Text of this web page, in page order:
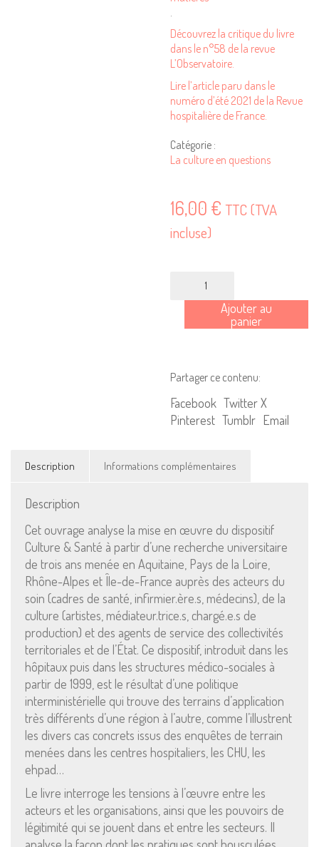
Découvrez la critique du livre
dans le n°58 de la revue
L’Observatoire.
Lire l’article paru dans le
numéro d’été 2021 de la Revue
hospitalière de France.
Catégorie :
La culture en questions
16,00 € TTC (TVA
incluse)
quantité
Vers
un
changement
et
Ajouter au
panier
Partager ce contenu:
Facebook Twitter X
Pinterest Tumblr Email
Description Informations complémentaires
Description
Cet ouvrage analyse la mise en œuvre du dispositif
Culture & Santé à partir d’une recherche universitaire
de trois ans menée en Aquitaine, Pays de la Loire,
Rhône-Alpes et Île-de-France auprès des acteurs du
soin (cadres de santé, infirmier.ère.s, médecins), de la
culture (artistes, médiateur.trice.s, chargé.e.s de
production) et des agents de service des collectivités
territoriales et de l’État. Ce dispositif, introduit dans les
hôpitaux puis dans les structures médico-sociales à
partir de 1999, est le résultat d’une politique
interministérielle qui trouve des terrains d’application
très différents d’une région à l’autre, comme l’illustrent
les divers cas concrets issus des enquêtes de terrain
menées dans les centres hospitaliers, les CHU, les
ehpad…
Le livre interroge les tensions à l’œuvre entre les
acteurs et les organisations, ainsi que les pouvoirs de
légitimité qui se jouent dans et entre les secteurs. Il
Mentions Légales
Pour consulter nos CGV,
politique de cookies :
cliquez ici